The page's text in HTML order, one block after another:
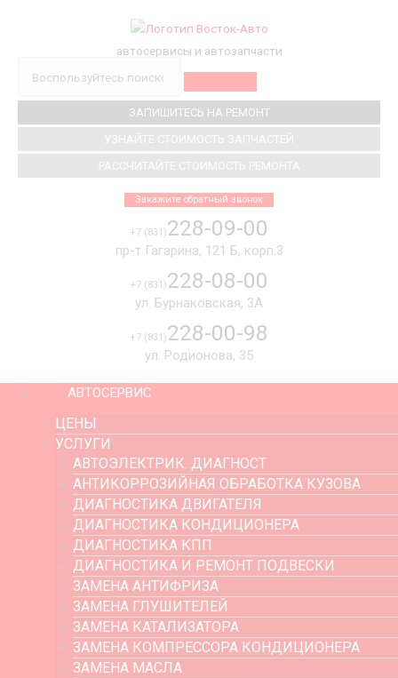
автосервисы и автозапчасти
ЗАПИШИТЕСЬ НА РЕМОНТ
УЗНАЙТЕ СТОИМОСТЬ ЗАПЧАСТЕЙ
РАССЧИТАЙТЕ СТОИМОСТЬ РЕМОНТА
Закажите обратный звонок
+7 (831)228-09-00
пр-т Гагарина, 121 Б, корп.3
+7 (831)228-08-00
ул. Бурнаковская, 3А
+7 (831)228-00-98
ул. Родионова, 35
АВТОСЕРВИС
ЦЕНЫ
УСЛУГИ
АВТОЭЛЕКТРИК. ДИАГНОСТ
АНТИКОРРОЗИЙНАЯ ОБРАБОТКА КУЗОВА
ДИАГНОСТИКА ДВИГАТЕЛЯ
ДИАГНОСТИКА КОНДИЦИОНЕРА
ДИАГНОСТИКА КПП
ДИАГНОСТИКА И РЕМОНТ ПОДВЕСКИ
ЗАМЕНА АНТИФРИЗА
ЗАМЕНА ГЛУШИТЕЛЕЙ
ЗАМЕНА КАТАЛИЗАТОРА
ЗАМЕНА КОМПРЕССОРА КОНДИЦИОНЕРА
ЗАМЕНА МАСЛА